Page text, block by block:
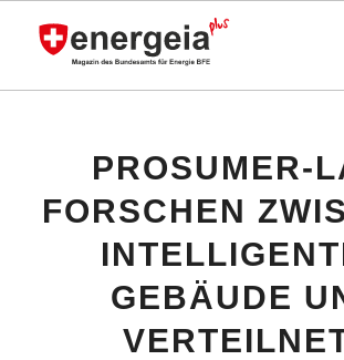
PROSUMER-
FORSCHEN
GEBÄUDE